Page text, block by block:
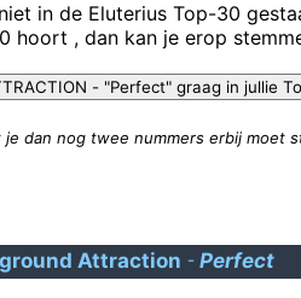
was Joe's drummer. Joe Strummer
Rupel trok meteen alle registers op.
andere kant ook even open doen" is
zelfs een echo niet meer durft te
gaan en vinden dat het er
in de Eluterius Top-30
hoort , dan kan je erop
je dan nog twee nummers erbij moet
Attraction - Perfect